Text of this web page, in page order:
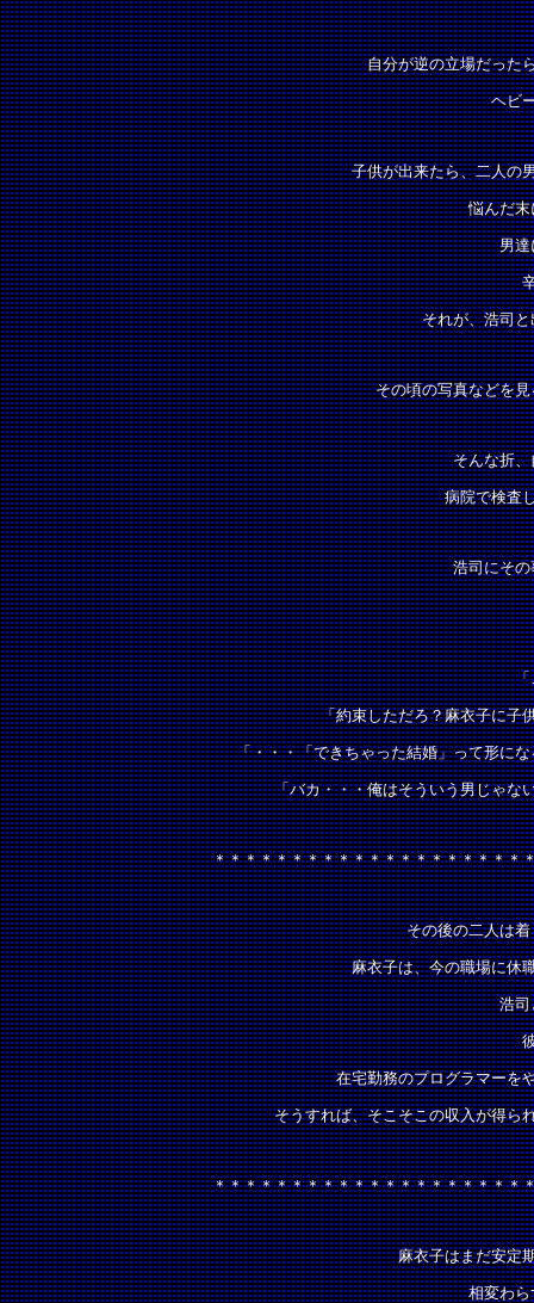
自分が逆の立場だった
ヘビ
子供が出来たら、二人の
悩んだ末
男達
それが、浩司
その頃の写真などを
そんな折
病院で検査
浩司にそ
「約束しただろ？麻衣子に子
「・・・「できちゃった結婚」って形に
「バカ・・・俺はそういう男じゃな
＊＊＊＊＊＊＊＊＊＊＊＊＊＊＊＊＊＊＊＊
その後の二人は
麻衣子は、今の職場に休
浩司
在宅勤務のプログラマーを
そうすれば、そこそこの収入が得ら
＊＊＊＊＊＊＊＊＊＊＊＊＊＊＊＊＊＊＊＊
麻衣子はまだ安定
相変わ